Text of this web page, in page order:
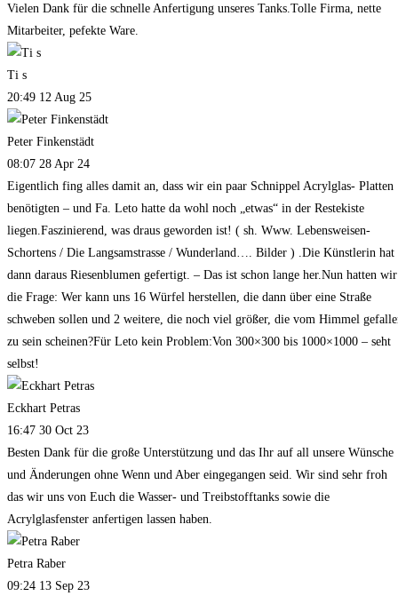
Vielen Dank für die schnelle Anfertigung unseres Tanks.Tolle Firma, nette
Mitarbeiter, pefekte Ware.
Ti s
20:49 12 Aug 25
Peter Finkenstädt
08:07 28 Apr 24
Eigentlich fing alles damit an, dass wir ein paar Schnippel Acrylglas- Platten
benötigten – und Fa. Leto hatte da wohl noch „etwas“ in der Restekiste
liegen.Faszinierend, was draus geworden ist! ( sh. Www. Lebensweisen-
Schortens / Die Langsamstrasse / Wunderland…. Bilder ) .Die Künstlerin hat
dann daraus Riesenblumen gefertigt. – Das ist schon lange her.Nun hatten wir
die Frage: Wer kann uns 16 Würfel herstellen, die dann über eine Straße
schweben sollen und 2 weitere, die noch viel größer, die vom Himmel
zu sein scheinen?Für Leto kein Problem:Von 300×300 bis 1000×1000 – seht
selbst!
Eckhart Petras
16:47 30 Oct 23
Besten Dank für die große Unterstützung und das Ihr auf all unsere Wünsche
und Änderungen ohne Wenn und Aber eingegangen seid. Wir sind sehr froh
das wir uns von Euch die Wasser- und Treibstofftanks sowie die
Acrylglasfenster anfertigen lassen haben.
Petra Raber
09:24 13 Sep 23